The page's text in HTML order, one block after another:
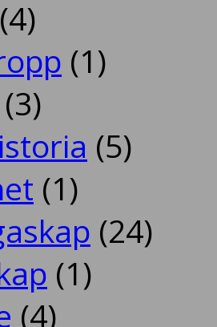
(4)
(1)
(3)
(5)
(1)
(24)
(1)
(4)